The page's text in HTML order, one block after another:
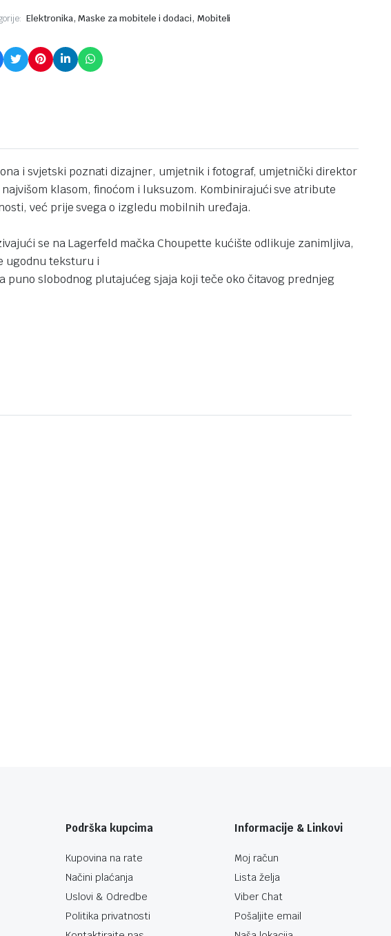
Elektronika, Maske za mobitele i dodaci, Mobiteli
i svjetski poznati dizajner, umjetnik i fotograf, umjetnički direktor
klasom, finoćom i luksuzom. Kombinirajući sve atribute
već prije svega o izgledu mobilnih uređaja.
se na Lagerfeld mačka Choupette kućište odlikuje zanimljiva,
ugodnu teksturu i
slobodnog plutajućeg sjaja koji teče oko čitavog prednjeg
Podrška kupcima
Kupovina na rate
Načini plaćanja
Uslovi & Odredbe
Politika privatnosti
Informacije & Linkovi
Moj račun
Lista želja
Viber Chat
Pošaljite email